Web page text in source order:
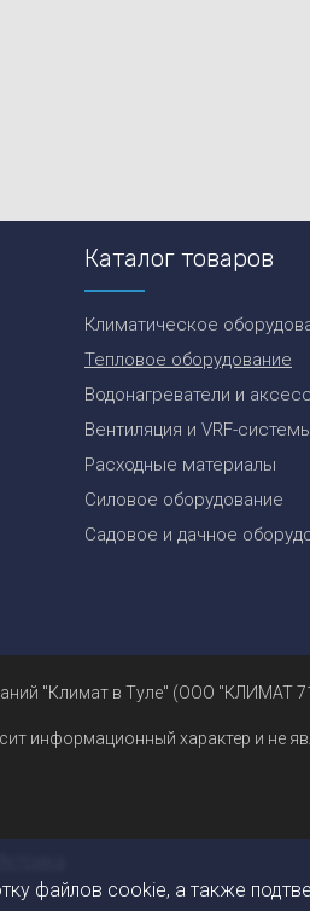
Каталог товаров
Климатическое
Тепловое оборудование
Водонагреватели и
Вентиляция и VRF-
Расходные материалы
Силовое оборудование
Садовое и дачное
"Климат в Туле" (ООО "КЛИМАТ
информационный характер и не
файлов cookie, а также